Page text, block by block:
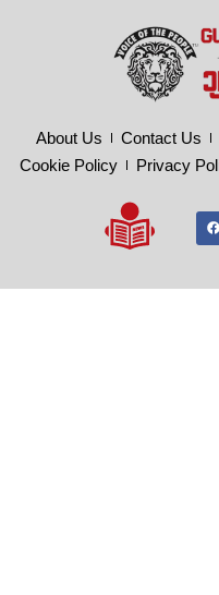
About Us Contact Us
Cookie Policy
Privacy